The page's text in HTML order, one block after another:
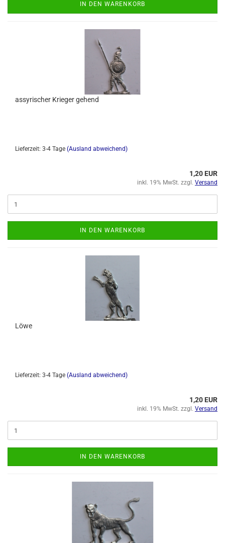
IN DEN WARENKORB
assyrischer Krieger gehend
Lieferzeit: 3-4 Tage (Ausland abweichend)
1,20 EUR
inkl. 19% MwSt. zzgl. Versand
IN DEN WARENKORB
Löwe
Lieferzeit: 3-4 Tage (Ausland abweichend)
1,20 EUR
inkl. 19% MwSt. zzgl. Versand
IN DEN WARENKORB